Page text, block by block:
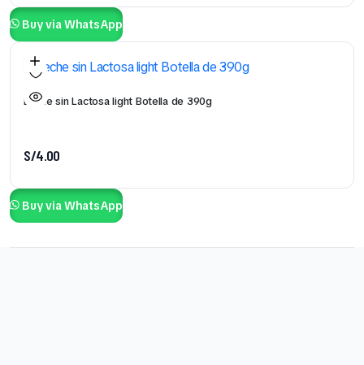
Buy via WhatsApp
Leche sin Lactosa light Botella de 390g
S/4.00
Buy via WhatsApp